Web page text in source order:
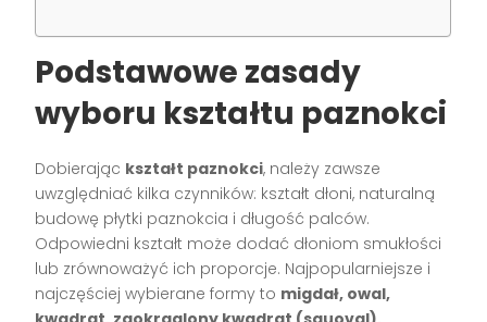
Podstawowe zasady
wyboru kształtu paznokci
Dobierając kształt paznokci, należy zawsze
uwzględniać kilka czynników: kształt dłoni, naturalną
budowę płytki paznokcia i długość palców.
Odpowiedni kształt może dodać dłoniom smukłości
lub zrównoważyć ich proporcje. Najpopularniejsze i
najczęściej wybierane formy to migdał, owal,